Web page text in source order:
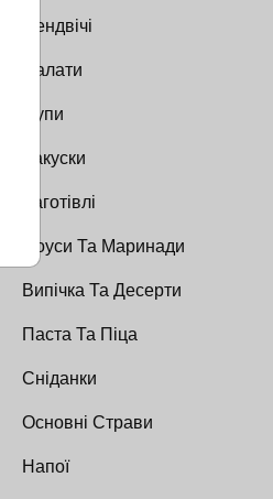
Сендвічі
Салати
Супи
Закуски
Заготівлі
Соуси Та Маринади
Випічка Та Десерти
Паста Та Піца
Сніданки
Основні Страви
Напої